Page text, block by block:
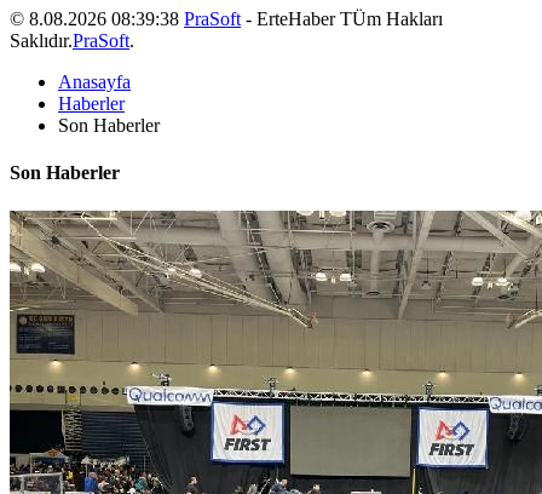
© 8.08.2026 08:39:38 PraSoft - ErteHaber TÜm Hakları
Saklıdır.PraSoft.
Anasayfa
Haberler
Son Haberler
Son Haberler